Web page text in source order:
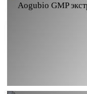
Aogubio GMP